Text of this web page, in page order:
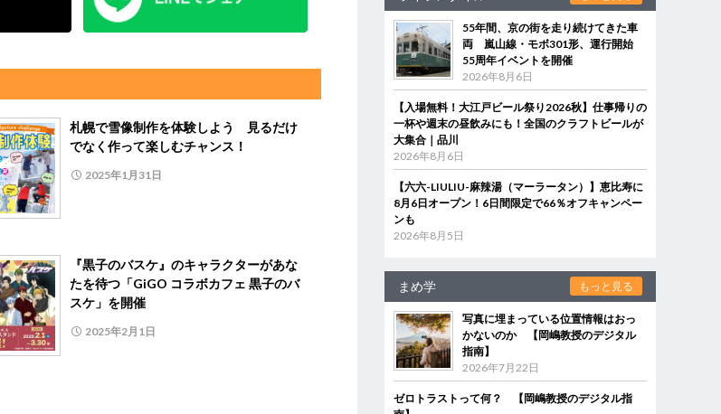
札幌で雪像制作を体験しよう 見るだけ
でなく作って楽しむチャンス！
2025年1月31日
『黒子のバスケ』のキャラクターがあな
たを待つ「GiGO コラボカフェ 黒子のバ
スケ」を開催
2025年2月1日
55年間、京の街を走り続けてきた車
両 嵐山線・モボ301形、運行開始
55周年イベントを開催
2026年8月6日
【入場無料！大江戸ビール祭り2026秋】仕事帰りの
一杯や週末の昼飲みにも！全国のクラフトビールが
大集合｜品川
2026年8月6日
【六六-LIULIU-麻辣湯（マーラータン）】恵比寿に
8月6日オープン！6日間限定で66％オフキャンペー
ンも
2026年8月5日
まめ学 もっと見る
写真に埋まっている位置情報はおっ
かないのか 【岡嶋教授のデジタル
指南】
2026年7月22日
ゼロトラストって何？ 【岡嶋教授のデジタル指